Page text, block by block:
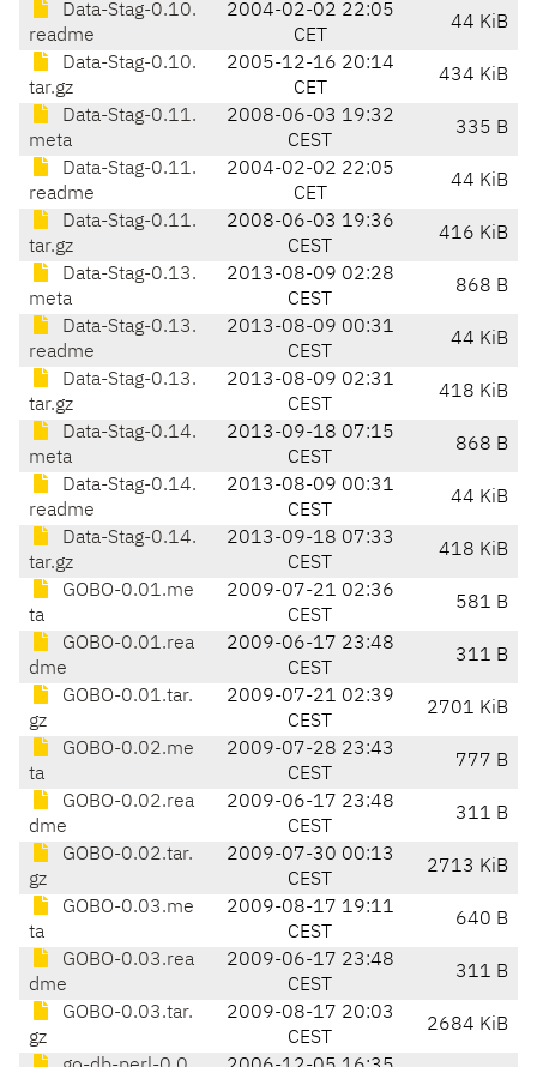
Data-Stag-0.10.
readme
2004-02-02 22:05
CET
44 KiB
Data-Stag-0.10.
tar.gz
2005-12-16 20:14
CET
434 KiB
Data-Stag-0.11.
meta
2008-06-03 19:32
CEST
335 B
Data-Stag-0.11.
readme
2004-02-02 22:05
CET
44 KiB
Data-Stag-0.11.
tar.gz
2008-06-03 19:36
CEST
416 KiB
Data-Stag-0.13.
meta
2013-08-09 02:28
CEST
868 B
Data-Stag-0.13.
readme
2013-08-09 00:31
CEST
44 KiB
Data-Stag-0.13.
tar.gz
2013-08-09 02:31
CEST
418 KiB
Data-Stag-0.14.
meta
2013-09-18 07:15
CEST
868 B
Data-Stag-0.14.
readme
2013-08-09 00:31
CEST
44 KiB
Data-Stag-0.14.
tar.gz
2013-09-18 07:33
CEST
418 KiB
GOBO-0.01.me
ta
2009-07-21 02:36
CEST
581 B
GOBO-0.01.rea
dme
2009-06-17 23:48
CEST
311 B
GOBO-0.01.tar.
gz
2009-07-21 02:39
CEST
2701 KiB
GOBO-0.02.me
ta
2009-07-28 23:43
CEST
777 B
GOBO-0.02.rea
dme
2009-06-17 23:48
CEST
311 B
GOBO-0.02.tar.
gz
2009-07-30 00:13
CEST
2713 KiB
GOBO-0.03.me
ta
2009-08-17 19:11
CEST
640 B
GOBO-0.03.rea
dme
2009-06-17 23:48
CEST
311 B
GOBO-0.03.tar.
gz
2009-08-17 20:03
CEST
2684 KiB